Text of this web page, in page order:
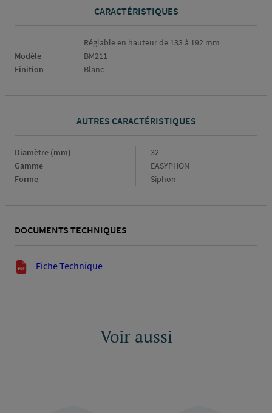
CARACTÉRISTIQUES
Réglable en hauteur de 133 à 192 mm
Modèle
BM211
Finition
Blanc
AUTRES CARACTÉRISTIQUES
Diamètre (mm)
Diamètre
(mm)
32
Gamme
Gamme
EASYPHON
Forme
Forme
Siphon
DOCUMENTS TECHNIQUES
Documents techniques
Fiche Technique
Voir aussi